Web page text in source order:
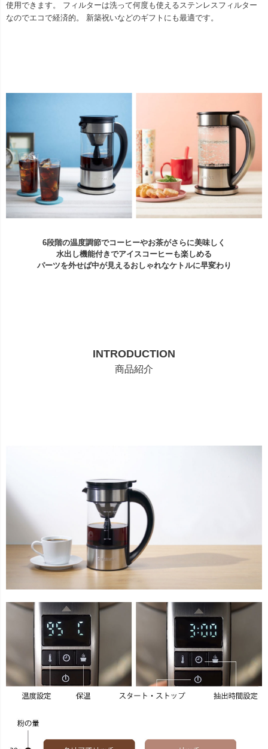
使用できます。 フィルターは洗って何度も使えるステンレスフィルター
なのでエコで経済的。 新築祝いなどのギフトにも最適です。
6段階の温度調節でコーヒーやお茶がさらに美味しく
水出し機能付きでアイスコーヒーも楽しめる
パーツを外せば中が見えるおしゃれなケトルに早変わり
INTRODUCTION
商品紹介